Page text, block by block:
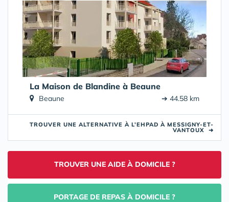
La Maison de Blandine à Beaune
Beaune ➔ 44.58 km
TROUVER UNE ALTERNATIVE À L’EHPAD À MESSIGNY-ET-
VANTOUX ➜
TROUVER UNE AIDE À DOMICILE ?
PORTAGE DE REPAS À DOMICILE ?